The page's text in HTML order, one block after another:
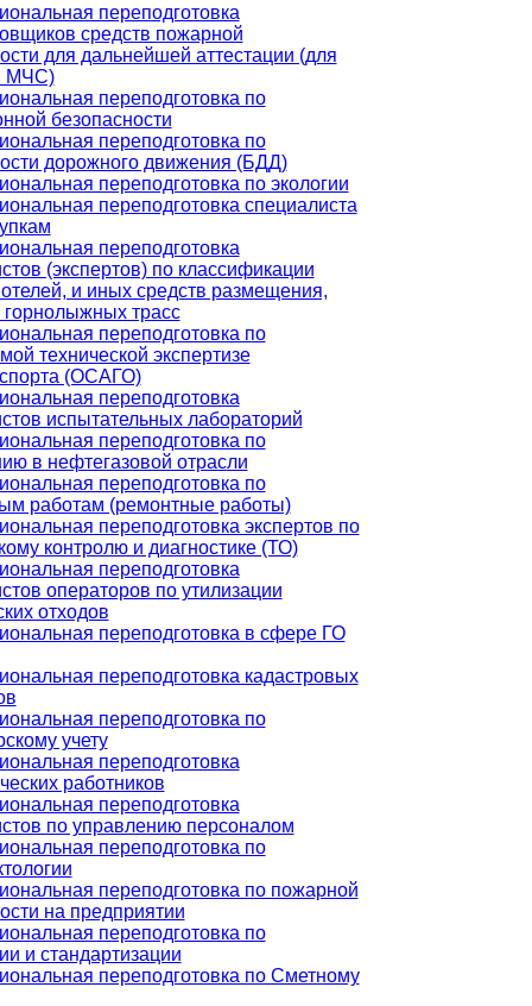
переподготовка
средств пожарной
для дальнейшей аттестации (для
МЧС)
переподготовка по
безопасности
переподготовка по
дорожного движения (БДД)
переподготовка по экологии
переподготовка специалиста
переподготовка
(экспертов) по классификации
отелей, и иных средств размещения,
трасс
переподготовка по
технической экспертизе
(ОСАГО)
переподготовка
испытательных лабораторий
переподготовка по
в нефтегазовой отрасли
переподготовка по
работам (ремонтные работы)
переподготовка экспертов по
контролю и диагностике (ТО)
переподготовка
операторов по утилизации
отходов
переподготовка в сфере ГО
переподготовка кадастровых
переподготовка по
учету
переподготовка
работников
переподготовка
по управлению персоналом
переподготовка по
переподготовка по пожарной
на предприятии
переподготовка по
и стандартизации
переподготовка по Сметному